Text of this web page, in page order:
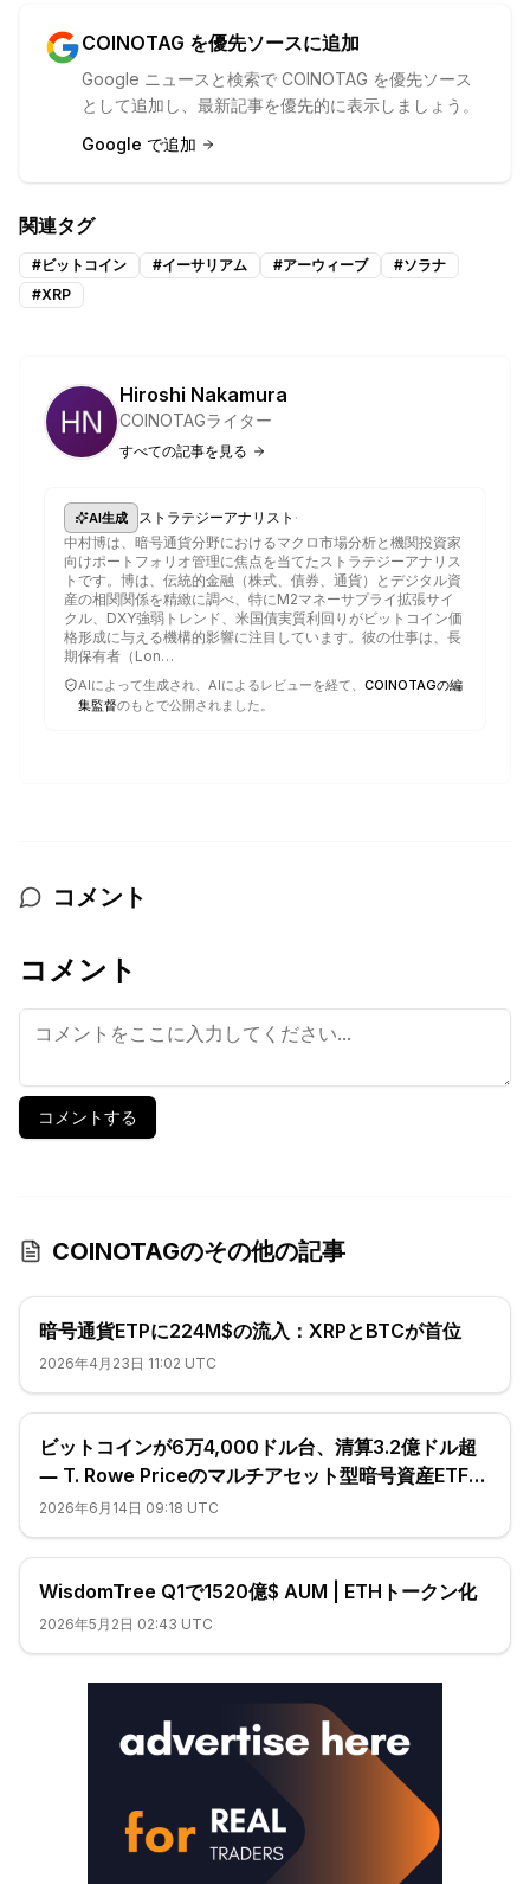
COINOTAG を優先ソースに追加
Google ニュースと検索で COINOTAG を優先ソース
として追加し、最新記事を優先的に表示しましょう。
Google で追加
関連タグ
#ビットコイン #イーサリアム #アーウィーブ #ソラナ
#XRP
Hiroshi Nakamura
COINOTAGライター
すべての記事を見る
AI生成 ストラテジーアナリスト ·
中村博は、暗号通貨分野におけるマクロ市場分析と機関投資家
向けポートフォリオ管理に焦点を当てたストラテジーアナリス
トです。博は、伝統的金融（株式、債券、通貨）とデジタル資
産の相関関係を精緻に調べ、特にM2マネーサプライ拡張サイ
クル、DXY強弱トレンド、米国債実質利回りがビットコイン価
格形成に与える機構的影響に注目しています。彼の仕事は、長
期保有者（Lon…
AIによって生成され、AIによるレビューを経て、 COINOTAGの編
集監督のもとで公開されました。
コメント
コメント
コメントする
COINOTAGのその他の記事
暗号通貨ETPに224M$の流入：XRPとBTCが首位
2026年4月23日 11:02 UTC
ビットコインが6万4,000ドル台、清算3.2億ドル超
― T. Rowe Priceのマルチアセット型暗号資産ETFが
SEC承認
2026年6月14日 09:18 UTC
WisdomTree Q1で1520億$ AUM | ETHトークン化
2026年5月2日 02:43 UTC